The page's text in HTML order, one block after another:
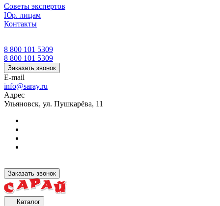
Советы экспертов
Юр. лицам
Контакты
8 800 101 5309
8 800 101 5309
Заказать звонок
E-mail
info@saray.ru
Адрес
Ульяновск, ул. Пушкарёва, 11
Заказать звонок
Каталог